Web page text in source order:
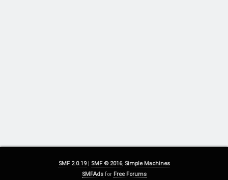
SMF 2.0.19| SMF © 2016, Simple Machines
SMFAdsfor Free Forums